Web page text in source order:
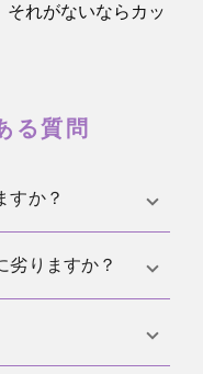
れがないならカッ
る質問
すか？
ません。 重要なの
劣りますか？
しも劣るわけでは